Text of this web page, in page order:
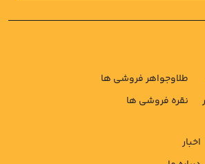
طلاوجواهر فروشی ها
نقره فروشی ها
اخبار